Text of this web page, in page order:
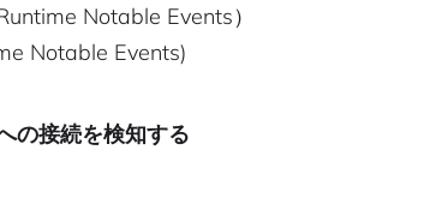
Notable Events）
Notable Events)
の接続を検知する